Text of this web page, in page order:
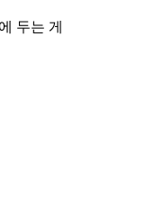
두는 게